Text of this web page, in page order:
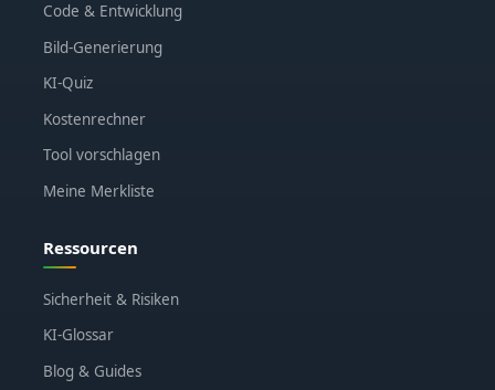
Code & Entwicklung
Bild-Generierung
KI-Quiz
Kostenrechner
Tool vorschlagen
Meine Merkliste
Ressourcen
Sicherheit & Risiken
KI-Glossar
Blog & Guides